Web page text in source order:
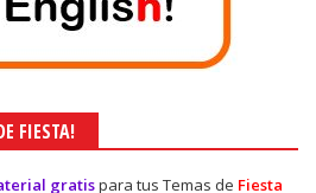
FIESTA!
gratispara tus Temas de Fiesta